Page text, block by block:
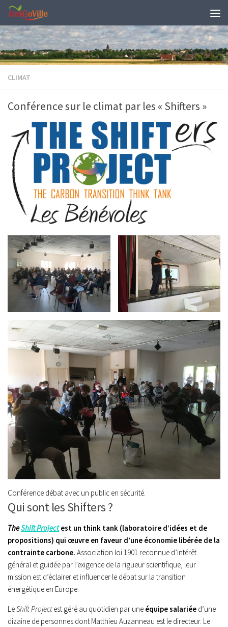
Skip to content
CLIMAT
Conférence sur le climat par les « Shifters »
Conférence débat avec un public en sécurité.
Qui sont les Shifters ?
TheShift Projectest un think tank (laboratoire d’idées et de
propositions) qui œuvre en faveur d’une économie libérée de la
contrainte carbone. Association loi 1901 reconnue d’intérêt
général et guidée par l’exigence de la rigueur scientifique, leur
mission est d’éclairer et influencer le débat sur la transition
énergétique en Europe.
LeShiftProjectest géré au quotidien par une équipe salariée d’une
dizaine de personnes dont Matthieu Auzanneau est le directeur. Le